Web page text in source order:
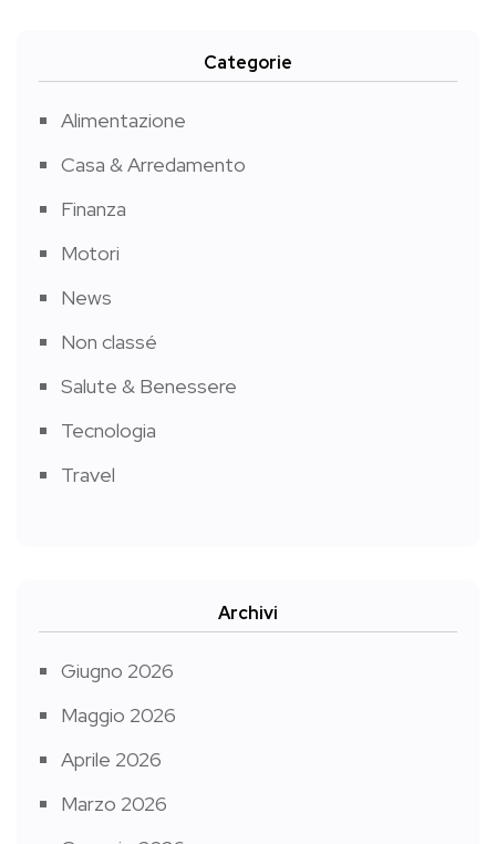
Categorie
Alimentazione
Casa & Arredamento
Finanza
Motori
News
Non classé
Salute & Benessere
Tecnologia
Travel
Archivi
Giugno 2026
Maggio 2026
Aprile 2026
Marzo 2026